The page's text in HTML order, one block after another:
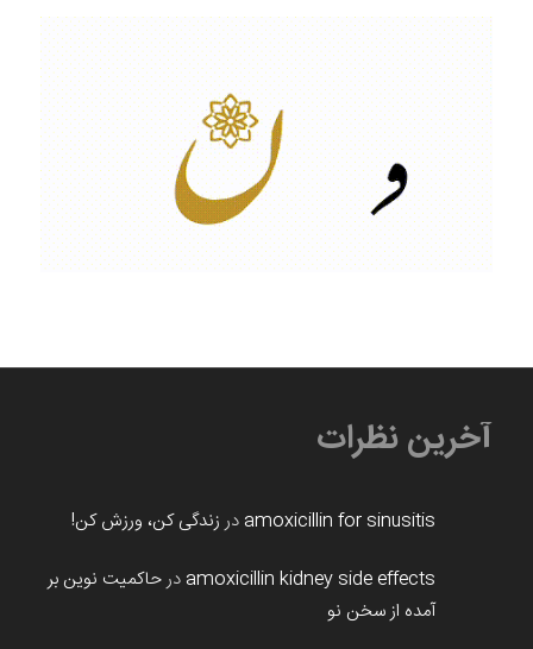
آخرین نظرات
amoxicillin for sinusitis در زندگی کن، ورزش کن!
amoxicillin kidney side effects درحاکمیت نوین بر
آمده از سخن نو